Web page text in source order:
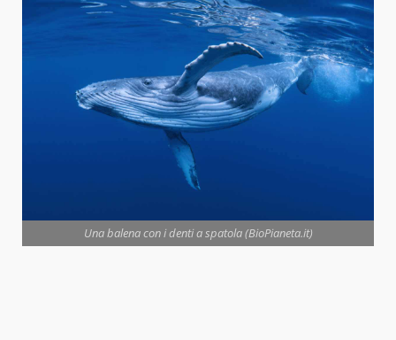
Una balena con i denti a spatola (BioPianeta.it)